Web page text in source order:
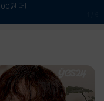
원 더!